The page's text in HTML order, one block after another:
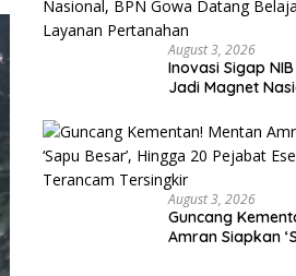
August 3, 2026
Inovasi Sigap
Jadi Magnet
Percepatan
Pertanahan
August 3, 2026
Guncang
Amran Siapkan